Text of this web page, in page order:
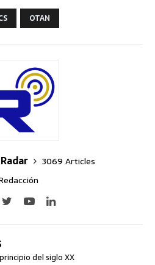
OTAN
3069 Articles
del siglo XX